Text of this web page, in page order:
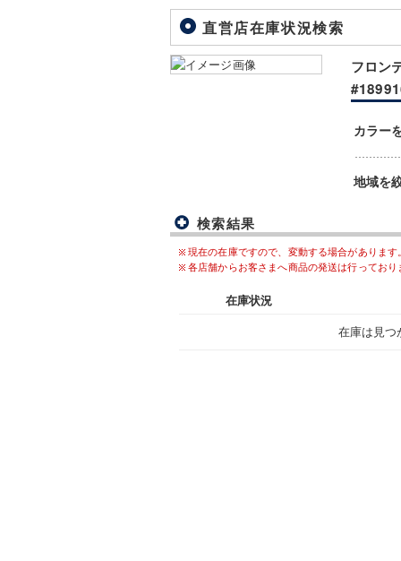
直営店在庫状況検索
フロン
カラー
地域を
検索結果
現在の在庫ですので、変動する場合がありま
各店舗からお客さまへ商品の発送は行っており
在庫状況
在庫は見